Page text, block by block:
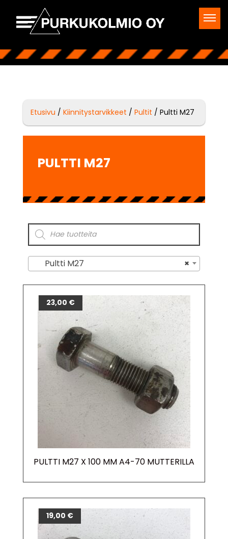
Etusivu / Kiinnitystarvikkeet / Pultit / Pultti M27
PULTTI M27
×
Pultti M27
PULTTI M27 X 100 MM A4-70 MUTTERILLA
23,00 €
19,00 €